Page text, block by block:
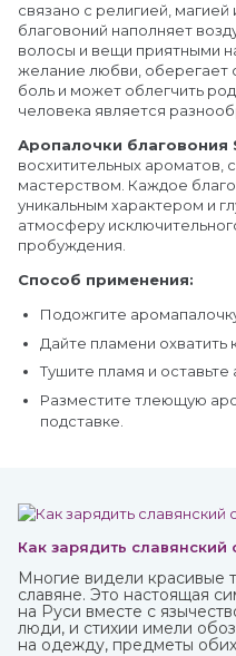
связано с религией,
благовоний наполняет
волосы и вещи приятными
желание любви, оберегает
боль и может облегчить
человека является
Аропалочки благовония
восхитительных ароматов,
мастерством. Каждое
уникальным характером и
атмосферу
пробуждения.
Способ применения:
Подожгите
Дайте пламени охватить
Тушите пламя и
Разместите тлеющую
подставке.
Как зарядить славянский
Многие видели красивые
славяне. Это настоящая
на Руси вместе с
люди, и стихии имели
на одежду, предметы